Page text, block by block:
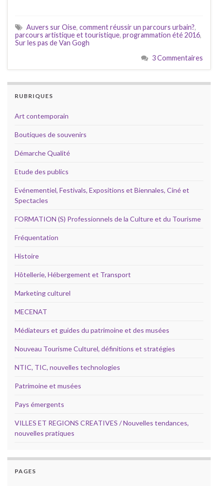
Auvers sur Oise, comment réussir un parcours urbain?,
parcours artistique et touristique, programmation été 2016,
Sur les pas de Van Gogh
3 Commentaires
RUBRIQUES
Art contemporain
Boutiques de souvenirs
Démarche Qualité
Etude des publics
Evénementiel, Festivals, Expositions et Biennales, Ciné et
Spectacles
FORMATION (S) Professionnels de la Culture et du Tourisme
Fréquentation
Histoire
Hôtellerie, Hébergement et Transport
Marketing culturel
MECENAT
Médiateurs et guides du patrimoine et des musées
Nouveau Tourisme Culturel, définitions et stratégies
NTIC, TIC, nouvelles technologies
Patrimoine et musées
Pays émergents
VILLES ET REGIONS CREATIVES / Nouvelles tendances,
nouvelles pratiques
PAGES